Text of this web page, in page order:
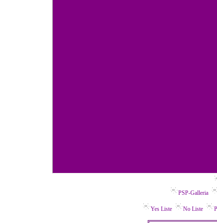
PSP-Galleria
Yes Liste No Liste